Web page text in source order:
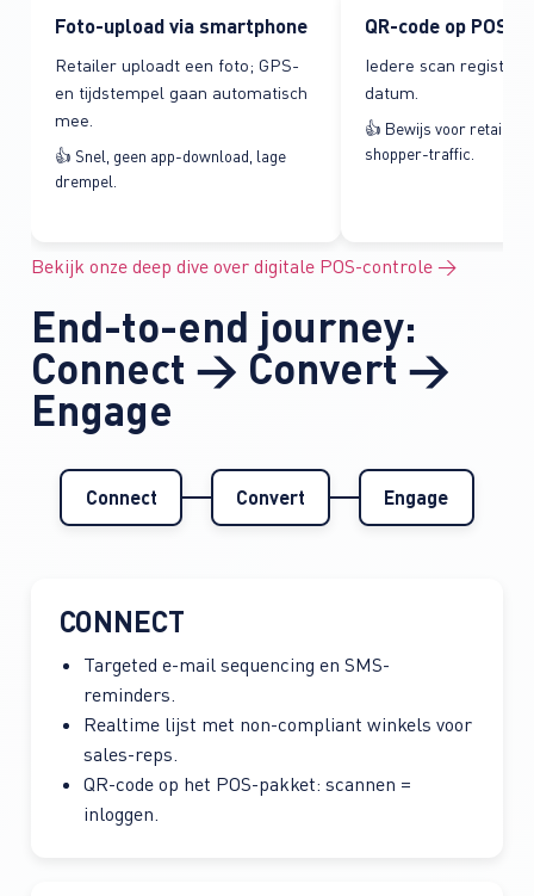
Foto-upload via smartphone
Retailer uploadt een foto; GPS-
en tijdstempel gaan automatisch
mee.
👍 Snel, geen app-download, lage
drempel.
QR-code op POS-
Iedere scan
datum.
👍 Bewijs voor retailer-
shopper-traffic.
Bekijk onze deep dive over digitale POS-controle →
End-to-end journey:
Connect → Convert →
Engage
Connect Convert Engage
CONNECT
Targeted e-mail sequencing en SMS-
reminders.
Realtime lijst met non-compliant winkels voor
sales-reps.
QR-code op het POS-pakket: scannen =
inloggen.